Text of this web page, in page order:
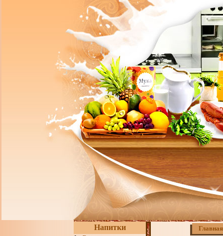
Напитки Главная